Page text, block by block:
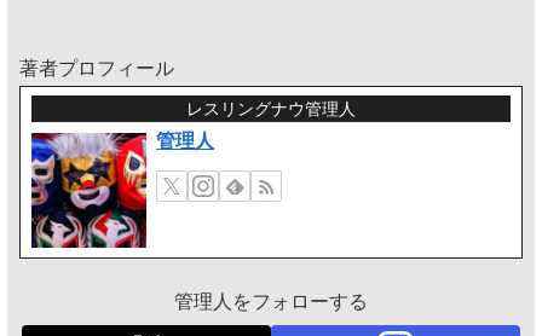
著者プロフィール
レスリングナウ管理人
管理人
管理人をフォローする